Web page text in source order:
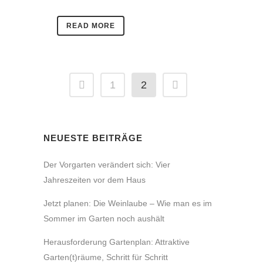
READ MORE
1 2
NEUESTE BEITRÄGE
Der Vorgarten verändert sich: Vier
Jahreszeiten vor dem Haus
Jetzt planen: Die Weinlaube – Wie man es im
Sommer im Garten noch aushält
Herausforderung Gartenplan: Attraktive
Garten(t)räume, Schritt für Schritt